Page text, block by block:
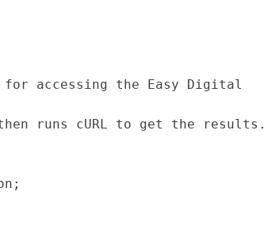
accessing the Easy Digital
runs cURL to get the results.